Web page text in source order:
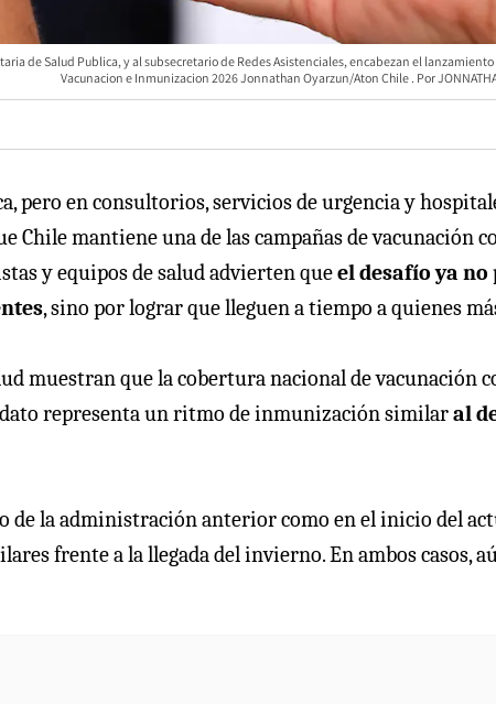
de Salud Publica, y al subsecretario de Redes Asistenciales, encabezan el
Vacunacion e Inmunizacion 2026 Jonnathan Oyarzun/Aton Chile
pero en consultorios, servicios de urgencia y
Chile mantiene una de las campañas de vacunación
y equipos de salud advierten queel desafío ya no
, sino por lograr que lleguen a tiempo a quienes
muestran que la cobertura nacional de vacunación
representa un ritmo de inmunización similaral
de la administración anterior como en el inicio del
frente a la llegada del invierno. En ambos casos,